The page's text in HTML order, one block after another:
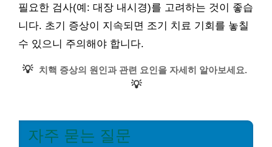
필요한 검사(예: 대장 내시경)를 고려하는 것이 좋습
니다. 초기 증상이 지속되면 조기 치료 기회를 놓칠
수 있으니 주의해야 합니다.
💡 치핵 증상의 원인과 관련 요인을 자세히 알아보세요.
💡
자주 묻는 질문